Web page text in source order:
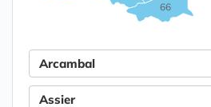
66
Arcambal
Assier